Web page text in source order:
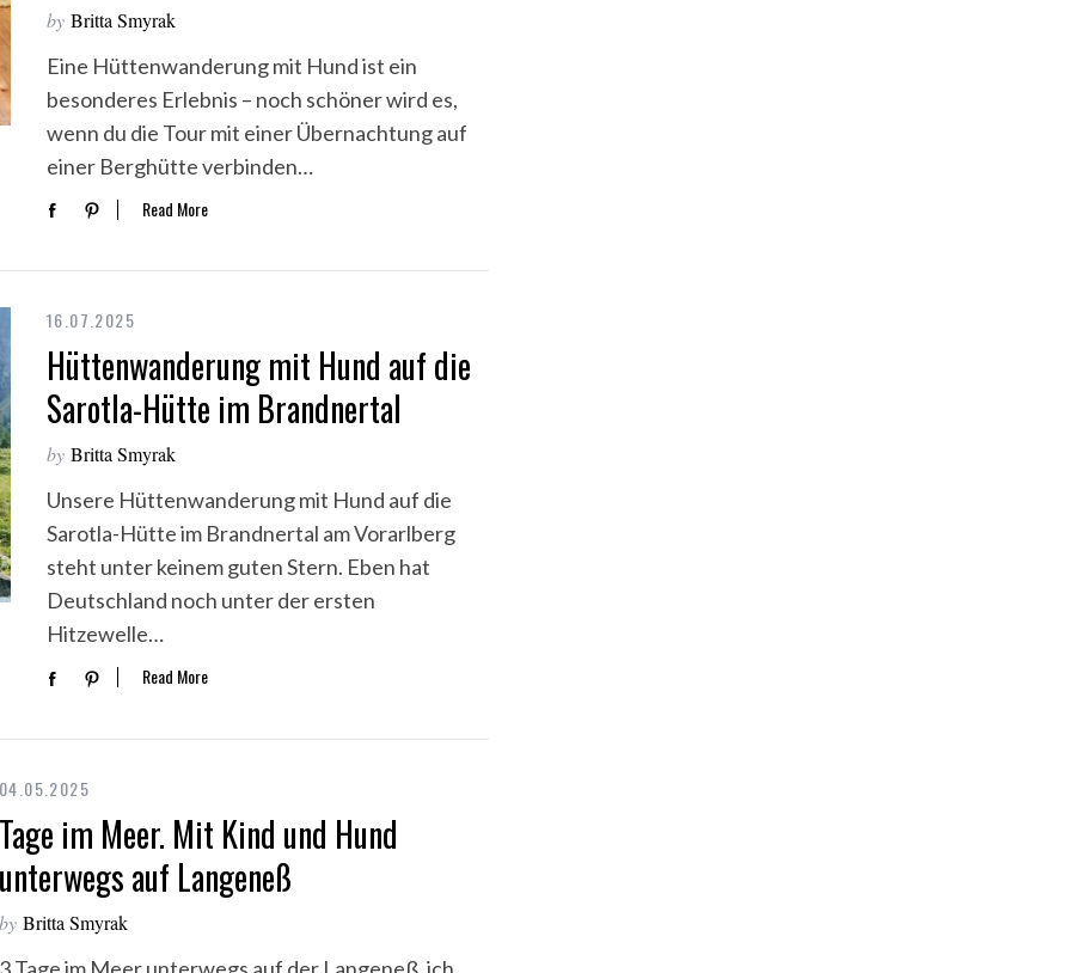
by Britta Smyrak
Eine Hüttenwanderung mit Hund ist ein
besonderes Erlebnis – noch schöner wird es,
wenn du die Tour mit einer Übernachtung auf
einer Berghütte verbinden…
Read More
16.07.2025
Hüttenwanderung mit Hund auf die
Sarotla-Hütte im Brandnertal
by Britta Smyrak
Unsere Hüttenwanderung mit Hund auf die
Sarotla-Hütte im Brandnertal am Vorarlberg
steht unter keinem guten Stern. Eben hat
Deutschland noch unter der ersten
Hitzewelle…
Read More
04.05.2025
Tage im Meer. Mit Kind und Hund
unterwegs auf Langeneß
by Britta Smyrak
3 Tage im Meer unterwegs auf der Langeneß, ich